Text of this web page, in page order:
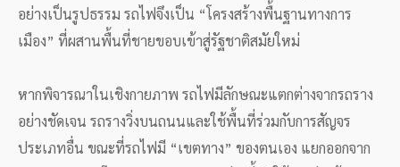
อย่างเป็นรูปธรรม รถไฟจึงเป็น “โครงสร้างพื้นฐานทางการ
เมือง” ที่ผสานพื้นที่ชายขอบเข้าสู่รัฐชาติสมัยใหม่
หากพิจารณาในเชิงกายภาพ รถไฟมีลักษณะแตกต่างจากรถราง
อย่างชัดเจน รถรางวิ่งบนถนนและใช้พื้นที่ร่วมกับการสัญจร
ประเภทอื่น ขณะที่รถไฟมี “เขตทาง” ของตนเอง แยกออกจาก